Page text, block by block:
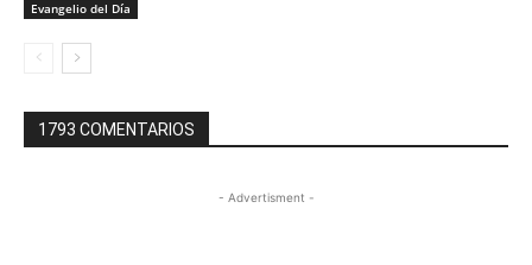
Evangelio del Día
1793 COMENTARIOS
- Advertisment -